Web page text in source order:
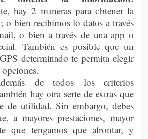
hay 2 maneras para obtener la
o bien recibimos lo datos a través
o bien a través de una app o
También es posible que un
determinado te permita elegir
opciones.
de todos los criterios
hay otra serie de extras que
de utilidad. Sin embargo, debes
a mayores prestaciones, mayor
que tengamos que afrontar, y